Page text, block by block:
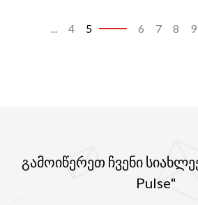
... 4 5 6 7 8 9
გამოიწერეთ ჩვენი
Pulse"